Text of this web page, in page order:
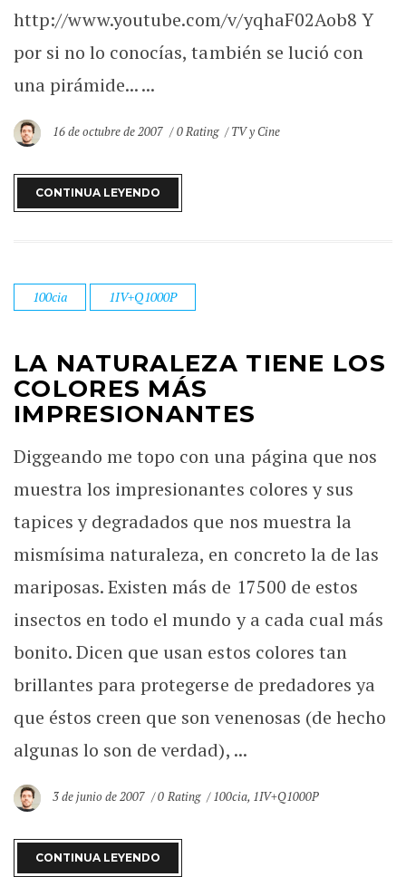
http://www.youtube.com/v/yqhaF02Aob8 Y
por si no lo conocías, también se lució con
una pirámide... ...
16 de octubre de 2007 0 Rating TV y Cine
CONTINUA LEYENDO
100cia 1IV+Q1000P
LA NATURALEZA TIENE LOS
COLORES MÁS
IMPRESIONANTES
Diggeando me topo con una página que nos
muestra los impresionantes colores y sus
tapices y degradados que nos muestra la
mismísima naturaleza, en concreto la de las
mariposas. Existen más de 17500 de estos
insectos en todo el mundo y a cada cual más
bonito. Dicen que usan estos colores tan
brillantes para protegerse de predadores ya
que éstos creen que son venenosas (de hecho
algunas lo son de verdad), ...
3 de junio de 2007 0 Rating 100cia, 1IV+Q1000P
CONTINUA LEYENDO